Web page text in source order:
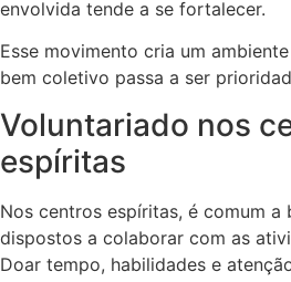
envolvida tende a se fortalecer.
Esse movimento cria um
bem coletivo passa a ser
Voluntariado nos
espíritas
Nos centros espíritas, é comum
dispostos a colaborar com as
Doar tempo, habilidades e